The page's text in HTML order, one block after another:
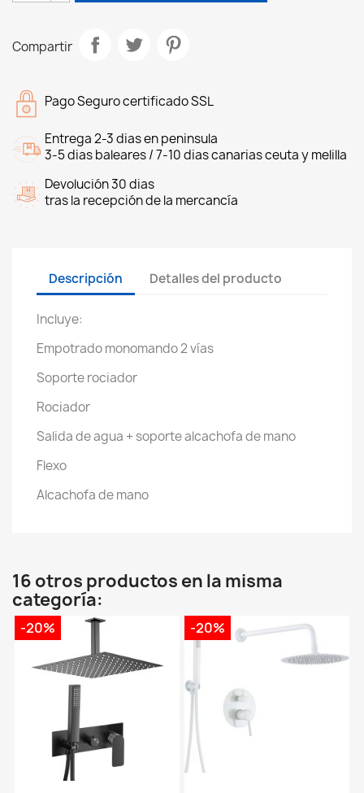
Compartir
Pago Seguro certificado SSL
Entrega 2-3 dias en peninsula
3-5 dias baleares / 7-10 dias canarias ceuta y melilla
Devolución 30 dias
tras la recepción de la mercancía
Descripción Detalles del producto
Incluye:
Empotrado monomando 2 vías
Soporte rociador
Rociador
Salida de agua + soporte alcachofa de mano
Flexo
Alcachofa de mano
16 otros productos en la misma
categoría:
-20% -20%